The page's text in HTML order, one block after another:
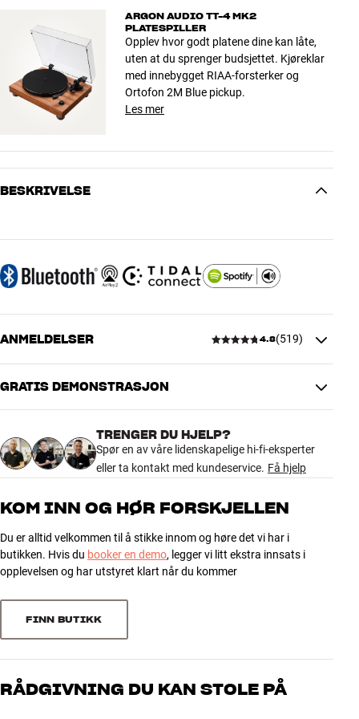
ARGON AUDIO TT-4 MK2
PLATESPILLER
Opplev hvor godt platene dine kan låte,
uten at du sprenger budsjettet. Kjøreklar
med innebygget RIAA-forsterker og
Ortofon 2M Blue pickup.
Les mer
BESKRIVELSE
ANMELDELSER 4.8(519)
4.8
519 anmeldelser
3
2
Sorter
GRATIS DEMONSTRASJON
TRENGER DU HJELP?
Spør en av våre lidenskapelige hi-fi-eksperter
eller ta kontakt med kundeservice. Få hjelp
KOM INN OG HØR FORSKJELLEN
Du er alltid velkommen til å stikke innom og høre det vi har i
butikken. Hvis du booker en demo, legger vi litt ekstra innsats i
opplevelsen og har utstyret klart når du kommer
FINN BUTIKK
RÅDGIVNING DU KAN STOLE PÅ